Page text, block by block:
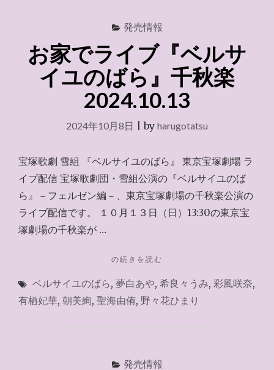
発売情報
お家でライブ『ベルサ
イユのばら』千秋楽
2024.10.13
2024年10月8日 |by harugotatsu
宝塚歌劇 雪組 『ベルサイユのばら』 東京宝塚劇場 ラ
イブ配信 宝塚歌劇団・雪組公演の『ベルサイユのば
ら』－フェルゼン編－、東京宝塚劇場の千秋楽公演の
ライブ配信です。 １０月１３日（日）13:30の東京宝
塚劇場の千秋楽が …
"お
で
ラ
サ
の続きを読む
ベルサイユのばら, 夢白あや, 希良々うみ, 彩風咲奈,
有栖妃華, 朝美絢, 聖海由侑, 野々花ひまり
発売情報